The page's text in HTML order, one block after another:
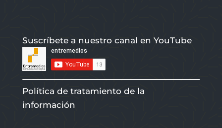
Suscríbete a nuestro canal en YouTube
Política de tratamiento de la
información